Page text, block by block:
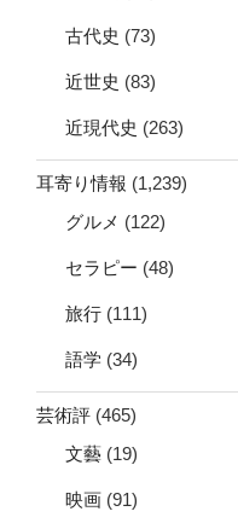
古代史 (73)
近世史 (83)
近現代史 (263)
耳寄り情報 (1,239)
グルメ (122)
セラピー (48)
旅行 (111)
語学 (34)
芸術評 (465)
文藝 (19)
映画 (91)